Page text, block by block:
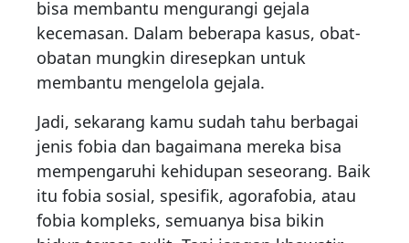
bisa membantu mengurangi gejala
kecemasan. Dalam beberapa kasus, obat-
obatan mungkin diresepkan untuk
membantu mengelola gejala.
Jadi, sekarang kamu sudah tahu berbagai
jenis fobia dan bagaimana mereka bisa
mempengaruhi kehidupan seseorang. Baik
itu fobia sosial, spesifik, agorafobia, atau
fobia kompleks, semuanya bisa bikin